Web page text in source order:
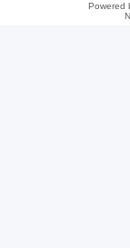
Powered